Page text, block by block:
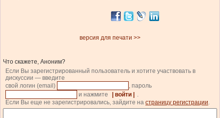
версия для печати >>
Что скажете, Аноним?
Если Вы зарегистрированный пользователь и хотите участвовать в
дискуссии — введите
свой логин (email)
, пароль
и нажмите
| войти |
.
Если Вы еще не зарегистрировались, зайдите на страницу регистрации.